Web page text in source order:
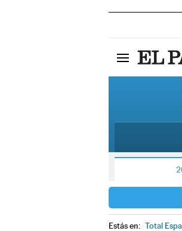
Estás en: Total